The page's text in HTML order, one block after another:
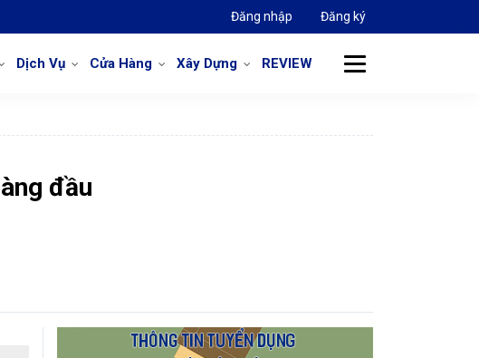
Đăng nhập Đăng ký
Dịch Vụ Cửa Hàng Xây Dựng REVIEW
đầu